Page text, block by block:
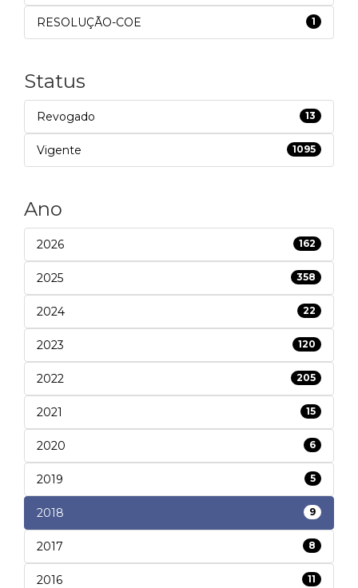
RESOLUÇÃO-COE 1
Status
Revogado 13
Vigente 1095
Ano
2026 162
2025 358
2024 22
2023 120
2022 205
2021 15
2020 6
2019 5
2018 9
2017 8
2016 11